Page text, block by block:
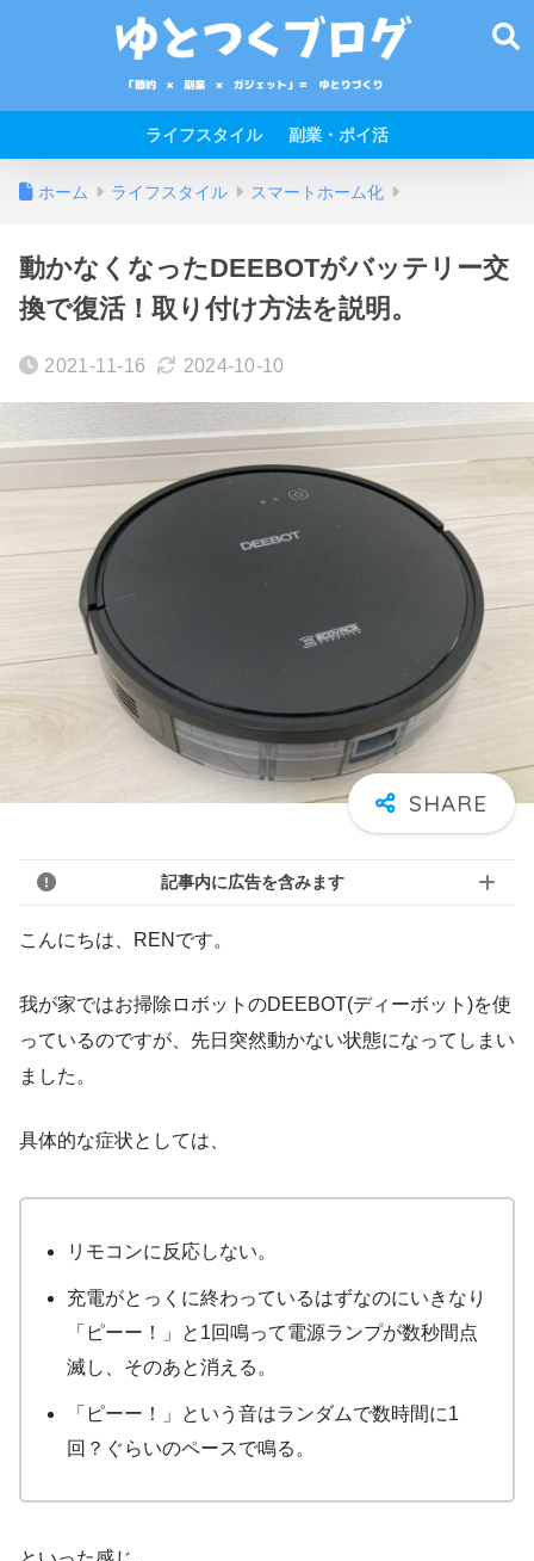
ライフスタイル 副業・ポイ活
ホーム ライフスタイル スマートホーム化
動かなくなったDEEBOTがバッテリー交
換で復活！取り付け方法を説明。
2021-11-16 2024-10-10
記事内に広告を含みます
こんにちは、RENです。
我が家ではお掃除ロボットのDEEBOT(ディーボット)を使
っているのですが、先日突然動かない状態になってしまい
ました。
具体的な症状としては、
リモコンに反応しない。
充電がとっくに終わっているはずなのにいきなり
「ピーー！」と1回鳴って電源ランプが数秒間点
滅し、そのあと消える。
「ピーー！」という音はランダムで数時間に1
回？ぐらいのペースで鳴る。